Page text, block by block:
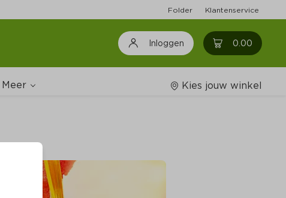
Folder Klantenservice
Inloggen 0.00 0
Meer
Wijnshop
Boodschappenlijstjes
Kies jouw winkel